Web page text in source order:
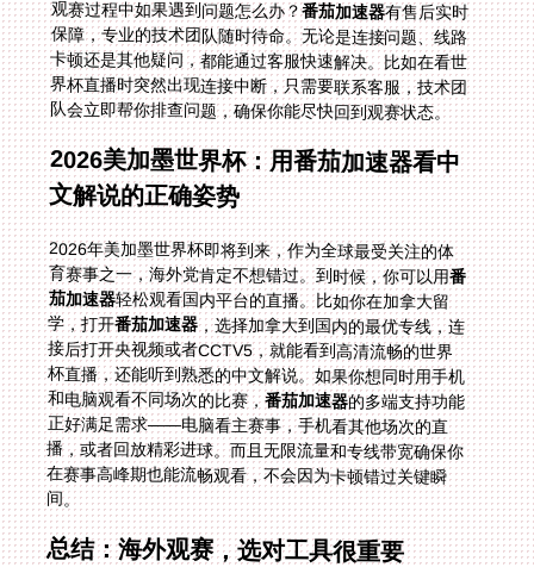
观赛过程中如果遇到问题怎么办？番茄加速器有售后实时
保障，专业的技术团队随时待命。无论是连接问题、线路
卡顿还是其他疑问，都能通过客服快速解决。比如在看世
界杯直播时突然出现连接中断，只需要联系客服，技术团
队会立即帮你排查问题，确保你能尽快回到观赛状态。
2026美加墨世界杯：用番茄加速器看中
文解说的正确姿势
2026年美加墨世界杯即将到来，作为全球最受关注的体
育赛事之一，海外党肯定不想错过。到时候，你可以用番
茄加速器轻松观看国内平台的直播。比如你在加拿大留
学，打开番茄加速器，选择加拿大到国内的最优专线，连
接后打开央视频或者CCTV5，就能看到高清流畅的世界
杯直播，还能听到熟悉的中文解说。如果你想同时用手机
和电脑观看不同场次的比赛，番茄加速器的多端支持功能
正好满足需求——电脑看主赛事，手机看其他场次的直
播，或者回放精彩进球。而且无限流量和专线带宽确保你
在赛事高峰期也能流畅观看，不会因为卡顿错过关键瞬
间。
总结：海外观赛，选对工具很重要